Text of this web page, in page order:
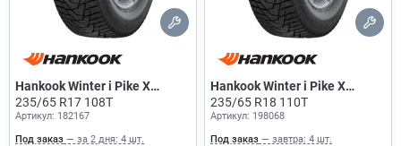
Hankook Winter i Pike X
W429A
235/65 R17 108T
Артикул: 182167
Под заказ — за 2 дня: 4 шт.
Hankook Winter i Pike X
W429A
235/65 R18 110T
Артикул: 198068
Под заказ — завтра: 4 шт.